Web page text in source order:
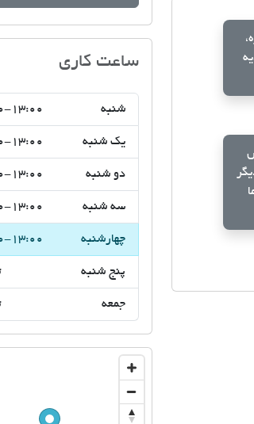
ساعت کاری
شنبه 13:00
یک شنبه 13:00
دو شنبه 13:00
سه شنبه 13:00
چهارشنبه 13:00
پنج شنبه
جمعه